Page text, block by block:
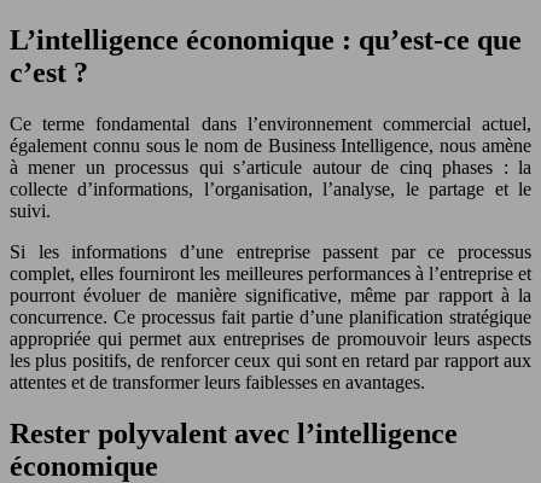
L’intelligence économique : qu’est-ce que
c’est ?
Ce terme fondamental dans l’environnement commercial actuel,
également connu sous le nom de Business Intelligence, nous amène
à mener un processus qui s’articule autour de cinq phases : la
collecte d’informations, l’organisation, l’analyse, le partage et le
suivi.
Si les informations d’une entreprise passent par ce processus
complet, elles fourniront les meilleures performances à l’entreprise et
pourront évoluer de manière significative, même par rapport à la
concurrence. Ce processus fait partie d’une planification stratégique
appropriée qui permet aux entreprises de promouvoir leurs aspects
les plus positifs, de renforcer ceux qui sont en retard par rapport aux
attentes et de transformer leurs faiblesses en avantages.
Rester polyvalent avec l’intelligence
économique